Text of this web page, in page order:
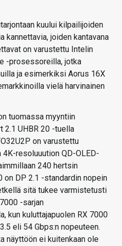
kuului kilpailijoiden
kannettavia, joiden kantavana
on varustettu Intelin
-prosessoreilla, jotka
ja esimerkiksi Aorus 16X
vielä harvinainen
tuomassa myyntiin
2.1 UHBR 20 -tuella
on varustettu
resoluuution QD-OLED-
240 hertsin
on DP 2.1 -standardin nopein
sitä tukee varmistetusti
-sarjan
kun kuluttajapuolen RX 7000
eli 54 Gbps:n nopeuteen.
näyttöön ei kuitenkaan ole